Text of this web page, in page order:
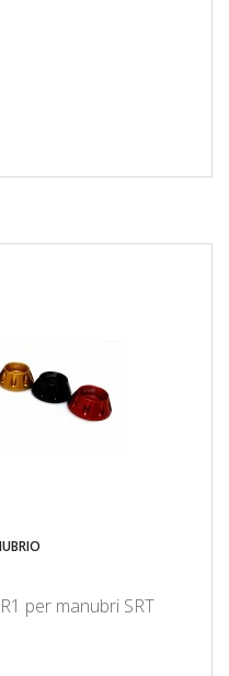
per manubri SRT